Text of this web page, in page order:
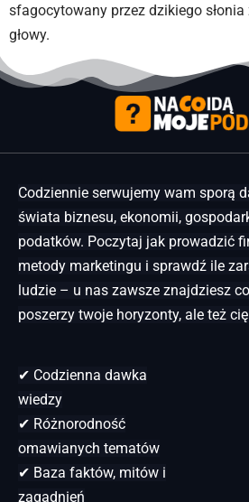
sfagocytowany przez dzikiego
głowy.
Codziennie serwujemy wam sporą
świata biznesu, ekonomii,
podatków. Poczytaj jak prowadzić
metody marketingu i sprawdź ile
ludzie – u nas zawsze znajdziesz
poszerzy twoje horyzonty, ale też
✔ Codzienna dawka
wiedzy
✔ Różnorodność
omawianych tematów
✔ Baza faktów, mitów i
zagadnień